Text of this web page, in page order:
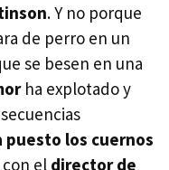
. Y no porque
de perro en un
se besen en una
ha explotado y
puesto los cuernos
el director de